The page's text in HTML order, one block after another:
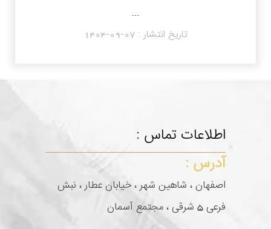
...
تاریخ انتشار :1404-09-07
اطلاعات تماس :
آدرس :
اصفهان ، شاهین شهر ، خیابان عطار ، نبش
فرعی 5 شرقی ، مجتمع آسمان